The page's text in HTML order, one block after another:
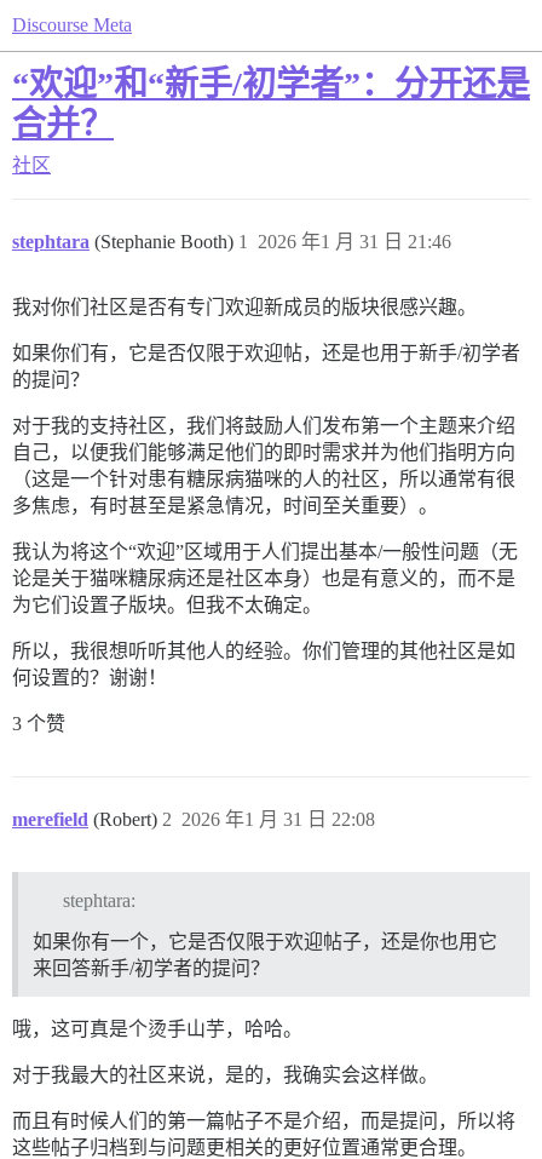
Discourse Meta
“欢迎”和“新手/初学者”：分开还是
合并？
社区
stephtara (Stephanie Booth) 2026 年1 月 31 日 21:46
1
我对你们社区是否有专门欢迎新成员的版块很感兴趣。
如果你们有，它是否仅限于欢迎帖，还是也用于新手/初学者
的提问？
对于我的支持社区，我们将鼓励人们发布第一个主题来介绍
自己，以便我们能够满足他们的即时需求并为他们指明方向
（这是一个针对患有糖尿病猫咪的人的社区，所以通常有很
多焦虑，有时甚至是紧急情况，时间至关重要）。
我认为将这个“欢迎”区域用于人们提出基本/一般性问题（无
论是关于猫咪糖尿病还是社区本身）也是有意义的，而不是
为它们设置子版块。但我不太确定。
所以，我很想听听其他人的经验。你们管理的其他社区是如
何设置的？谢谢！
3 个赞
merefield (Robert) 2026 年1 月 31 日 22:08
2
stephtara:
如果你有一个，它是否仅限于欢迎帖子，还是你也用它
来回答新手/初学者的提问？
哦，这可真是个烫手山芋，哈哈。
对于我最大的社区来说，是的，我确实会这样做。
而且有时候人们的第一篇帖子不是介绍，而是提问，所以将
这些帖子归档到与问题更相关的更好位置通常更合理。